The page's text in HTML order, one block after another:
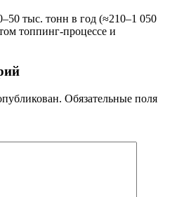
тыс. тонн в год (≈210–1 050
топпинг‑процессе и
Обязательные поля